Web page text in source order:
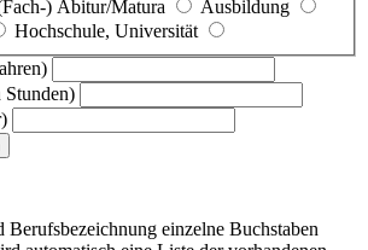
) Abitur/Matura
Ausbildung
Hochschule, Universität
Stunden)
Berufsbezeichnung einzelne Buchstaben